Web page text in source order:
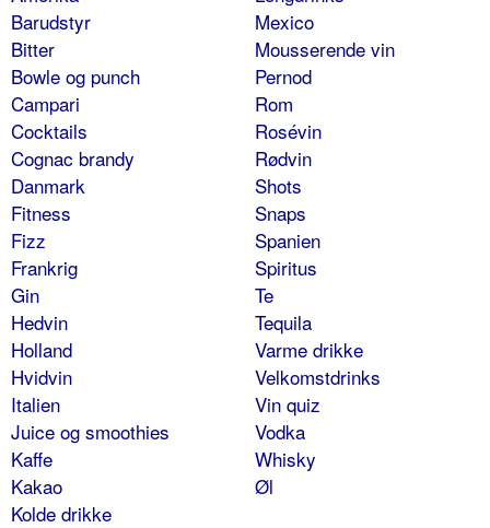
Barudstyr
Bitter
Bowle og punch
Campari
Cocktails
Cognac brandy
Danmark
Fitness
Fizz
Frankrig
Gin
Hedvin
Holland
Hvidvin
Italien
Juice og smoothies
Kaffe
Kakao
Kolde drikke
Mexico
Mousserende vin
Pernod
Rom
Rosévin
Rødvin
Shots
Snaps
Spanien
Spiritus
Te
Tequila
Varme drikke
Velkomstdrinks
Vin quiz
Vodka
Whisky
Øl